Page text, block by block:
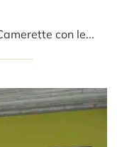
Arreda stanzette moderne con le Camerette con letti a castello Tumidei! Il modello Comp 325 in laccato opaco è per bambini.